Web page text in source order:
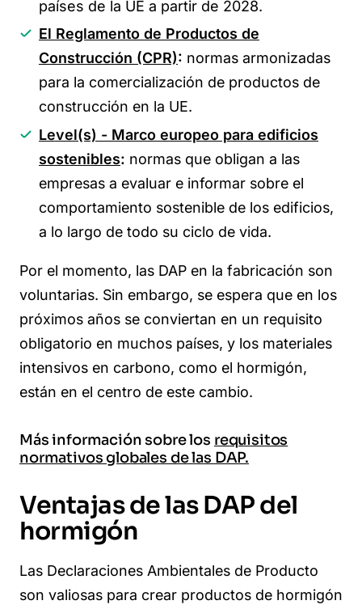
países de la UE a partir de 2028.
El Reglamento de Productos de
Construcción (CPR): normas armonizadas
para la comercialización de productos de
construcción en la UE.
Level(s) - Marco europeo para edificios
sostenibles: normas que obligan a las
empresas a evaluar e informar sobre el
comportamiento sostenible de los edificios,
a lo largo de todo su ciclo de vida.
Por el momento, las DAP en la fabricación son
voluntarias. Sin embargo, se espera que en los
próximos años se conviertan en un requisito
obligatorio en muchos países, y los materiales
intensivos en carbono, como el hormigón,
están en el centro de este cambio.
Más información sobre los requisitos
normativos globales de las DAP.
Ventajas de las DAP del
hormigón
Las Declaraciones Ambientales de Producto
son valiosas para crear productos de hormigón